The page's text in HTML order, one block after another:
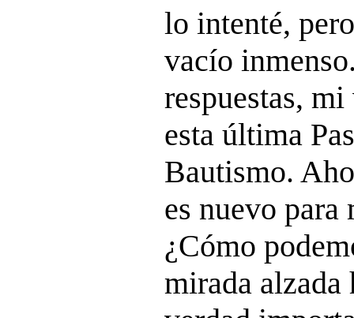
lo intenté,
vacío
respuestas,
esta última
Bautismo.
es nuevo
¿Cómo
mirada alzada